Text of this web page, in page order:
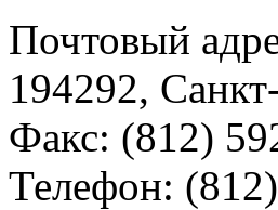
Почтовый
194292,
Факс: (812)
Телефон: